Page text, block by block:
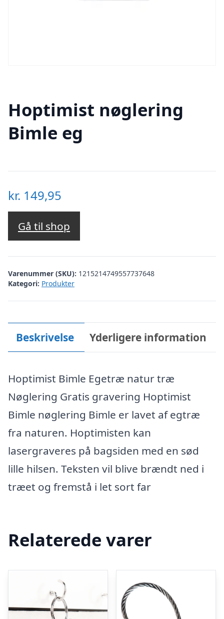
Hoptimist nøglering
Bimle eg
kr. 149,95
Gå til shop
Varenummer (SKU): 1215214749557737648
Kategori: Produkter
Beskrivelse Yderligere information
Hoptimist Bimle Egetræ natur træ
Nøglering Gratis gravering Hoptimist
Bimle nøglering Bimle er lavet af egtræ
fra naturen. Hoptimisten kan
lasergraveres på bagsiden med en sød
lille hilsen. Teksten vil blive brændt ned i
træet og fremstå i let sort far
Relaterede varer